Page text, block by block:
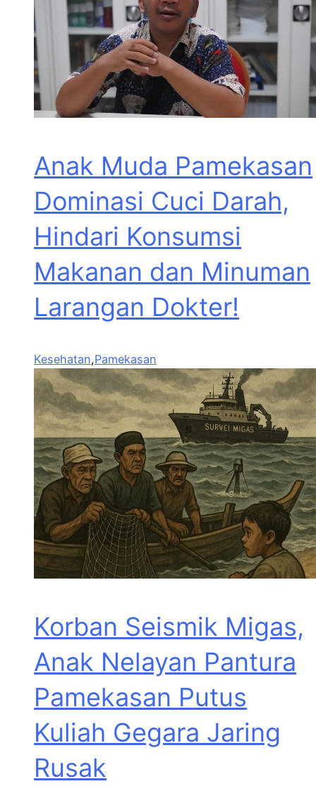
Anak Muda Pamekasan
Dominasi Cuci Darah,
Hindari Konsumsi
Makanan dan Minuman
Larangan Dokter!
Kesehatan,Pamekasan
Korban Seismik Migas,
Anak Nelayan Pantura
Pamekasan Putus
Kuliah Gegara Jaring
Rusak